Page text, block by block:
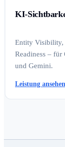
KI-
Entity Visibility,
Readiness –
und Gemini.
Leistung ansehen